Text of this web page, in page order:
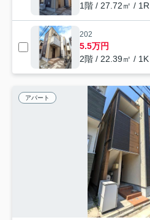
1階 / 27.72㎡ / 1R
202
5.5万円
2階 / 22.39㎡ / 1K
アパート